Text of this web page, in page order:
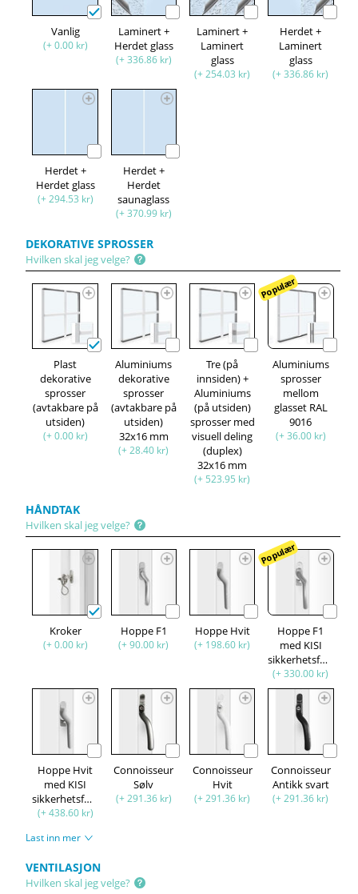
Vanlig
(+ 0.00 kr)
Laminert +
Herdet glass
(+ 336.86 kr)
Laminert +
Laminert
glass
(+ 254.03 kr)
Herdet +
Laminert
glass
(+ 336.86 kr)
Herdet +
Herdet glass
(+ 294.53 kr)
Herdet +
Herdet
saunaglass
(+ 370.99 kr)
DEKORATIVE SPROSSER
Hvilken skal jeg velge?
Plast
dekorative
sprosser
(avtakbare på
utsiden)
(+ 0.00 kr)
Aluminiums
dekorative
sprosser
(avtakbare på
utsiden)
32x16 mm
(+ 28.40 kr)
Tre (på
innsiden) +
Aluminiums
(på utsiden)
sprosser med
visuell deling
(duplex)
32x16 mm
(+ 523.95 kr)
Populær
Aluminiums
sprosser
mellom
glasset RAL
9016
(+ 36.00 kr)
HÅNDTAK
Hvilken skal jeg velge?
Kroker
(+ 0.00 kr)
Hoppe F1
(+ 90.00 kr)
Hoppe Hvit
(+ 198.60 kr)
Populær
Hoppe F1
med KISI
sikkerhetsfunksjon
(+ 330.00 kr)
Hoppe Hvit
med KISI
sikkerhetsfunksjon
(+ 438.60 kr)
Connoisseur
Sølv
(+ 291.36 kr)
Connoisseur
Hvit
(+ 291.36 kr)
Connoisseur
Antikk svart
(+ 291.36 kr)
Last inn mer
VENTILASJON
Hvilken skal jeg velge?